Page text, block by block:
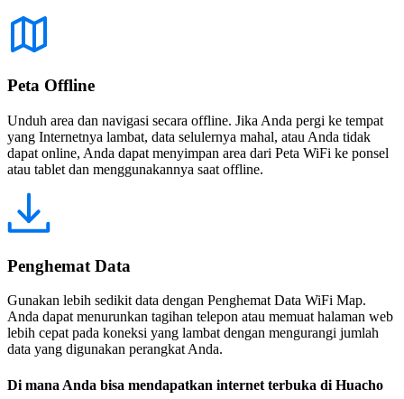
Peta Offline
Unduh area dan navigasi secara offline. Jika Anda pergi ke tempat
yang Internetnya lambat, data selulernya mahal, atau Anda tidak
dapat online, Anda dapat menyimpan area dari Peta WiFi ke ponsel
atau tablet dan menggunakannya saat offline.
Penghemat Data
Gunakan lebih sedikit data dengan Penghemat Data WiFi Map.
Anda dapat menurunkan tagihan telepon atau memuat halaman web
lebih cepat pada koneksi yang lambat dengan mengurangi jumlah
data yang digunakan perangkat Anda.
Di mana Anda bisa mendapatkan internet terbuka di Huacho